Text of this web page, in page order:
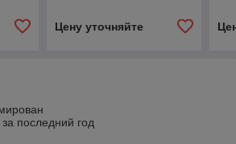
Цену уточняйте
последний год